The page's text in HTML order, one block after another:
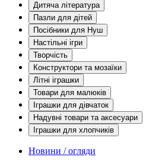
Дитяча література
Пазли для дітей
Посібники для Нуш
Настільні ігри
Творчість
Конструктори та мозаїки
Літні іграшки
Товари для малюків
Іграшки для дівчаток
Надувні товари та аксесуари
Іграшки для хлопчиків
Новини / огляди